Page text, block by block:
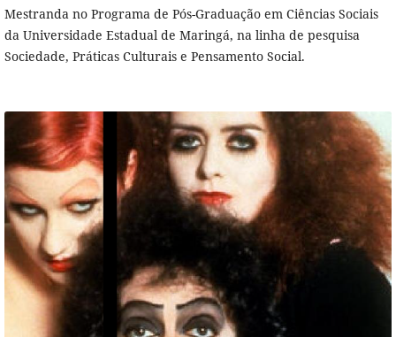
Mestranda no Programa de Pós-Graduação em Ciências Sociais
da Universidade Estadual de Maringá, na linha de pesquisa
Sociedade, Práticas Culturais e Pensamento Social.